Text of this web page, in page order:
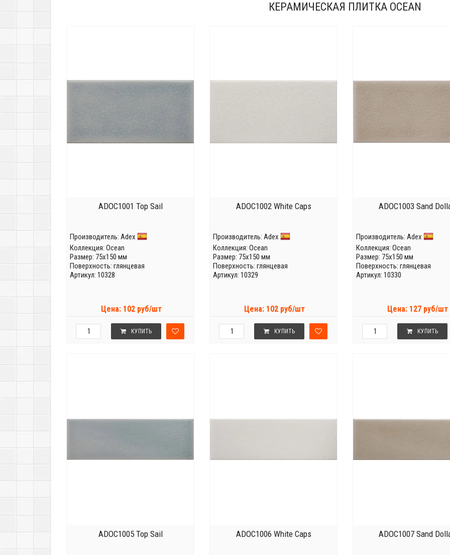
КЕРАМИЧЕСКАЯ ПЛИТКА OCEAN
ADOC1001 Top Sail
Производитель: Adex
Коллекция: Ocean
Размер: 75x150 мм
Поверхность: глянцевая
Артикул: 10328
Цена: 102 руб/шт
КУПИТЬ
ADOC1002 White Caps
Производитель: Adex
Коллекция: Ocean
Размер: 75x150 мм
Поверхность: глянцевая
Артикул: 10329
Цена: 102 руб/шт
КУПИТЬ
ADOC1003 Sand
Производитель: Adex
Коллекция: Ocean
Размер: 75x150 мм
Поверхность: глянцевая
Артикул: 10330
Цена: 127 руб/шт
КУПИТЬ
ADOC1005 Top Sail ADOC1006 White Caps ADOC1007 Sand